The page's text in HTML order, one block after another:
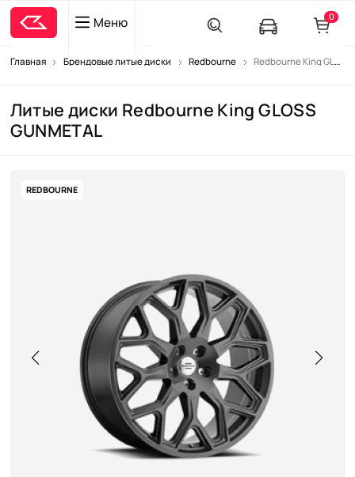
Меню 0
Главная Брендовые литые диски Redbourne Redbourne King GLOSS GUNMETAL
Литые диски Redbourne King GLOSS
GUNMETAL
REDBOURNE